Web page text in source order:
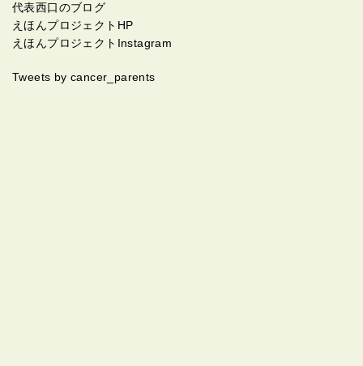
けるかぎり」 「あるぜ可能性は ああ0じゃないぜ」 の
ところとか、闘病中の自分と重ね合わせ、号泣しすぎ
て咳が止まらなくなった記憶が（笑）
代表西口のブログ
えほんプロジェクトHP
えほんプロジェクトInstagram
Tweets by cancer_parents